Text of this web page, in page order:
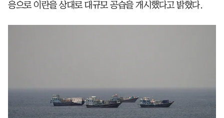
응으로 이란을 상대로 대규모 공습을 개시했다고 밝혔다.